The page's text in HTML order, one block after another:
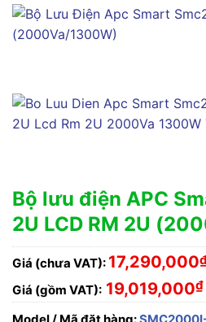
Bộ lưu điện APC
2U LCD RM 2U
Giá (chưa VAT): 17,290,000
Giá (gồm VAT): 19,019,000₫